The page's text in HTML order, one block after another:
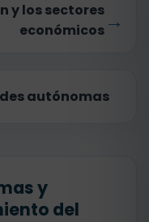
autónomas
y los sectores
económicos →
y
del